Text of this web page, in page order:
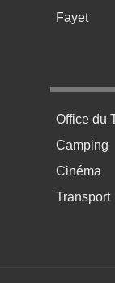
Fayet
Menu
Office du
Camping
Cinéma
Transport